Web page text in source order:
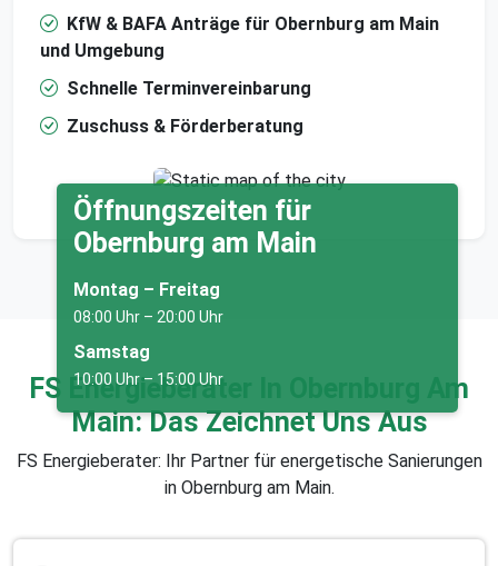
KfW & BAFA Anträge für Obernburg am Main
und Umgebung
Schnelle Terminvereinbarung
Zuschuss & Förderberatung
Öffnungszeiten für
Obernburg am Main
Montag – Freitag
08:00 Uhr – 20:00 Uhr
Samstag
10:00 Uhr – 15:00 Uhr
FS Energieberater In Obernburg Am
Main: Das Zeichnet Uns Aus
FS Energieberater: Ihr Partner für energetische Sanierungen
in Obernburg am Main.